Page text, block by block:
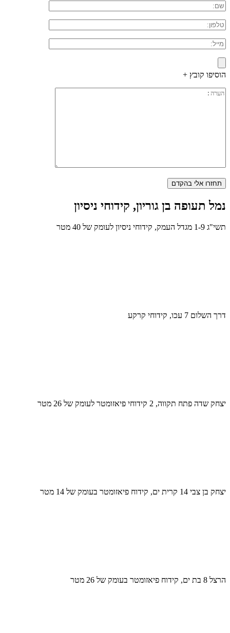
הוסיפו קובץ +
נמל תעופה בן גוריון, קידוחי ניסיון
תשי"ג 1-9 מגדל העמק, קידוחי ניסיון לעומק של 40 מטר
דרך השלום 7 עכו, קידוחי קרקע
יצחק שדה פתח תקווה, 2 קידוחי פיאזומטר לעומק של 26 מטר
יצחק בן צבי 14 קרית ים, קידוח פיאזומטר בעומק של 14 מטר
הרצל 8 בת ים, קידוח פיאזומטר בעומק של 26 מטר